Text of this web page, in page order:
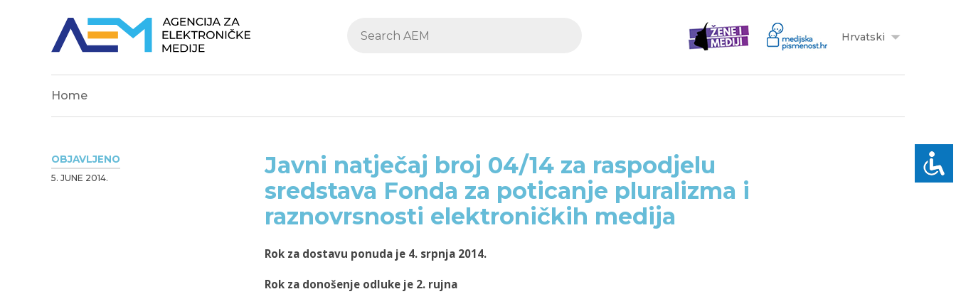
Hrvatski
Home
OBJAVLJENO
5. JUNE 2014.
Javni natječaj broj 04/14 za raspodjelu
sredstava Fonda za poticanje pluralizma i
raznovrsnosti elektroničkih medija
Rok za dostavu ponuda je 4. srpnja 2014.
Rok za donošenje odluke je 2. rujna